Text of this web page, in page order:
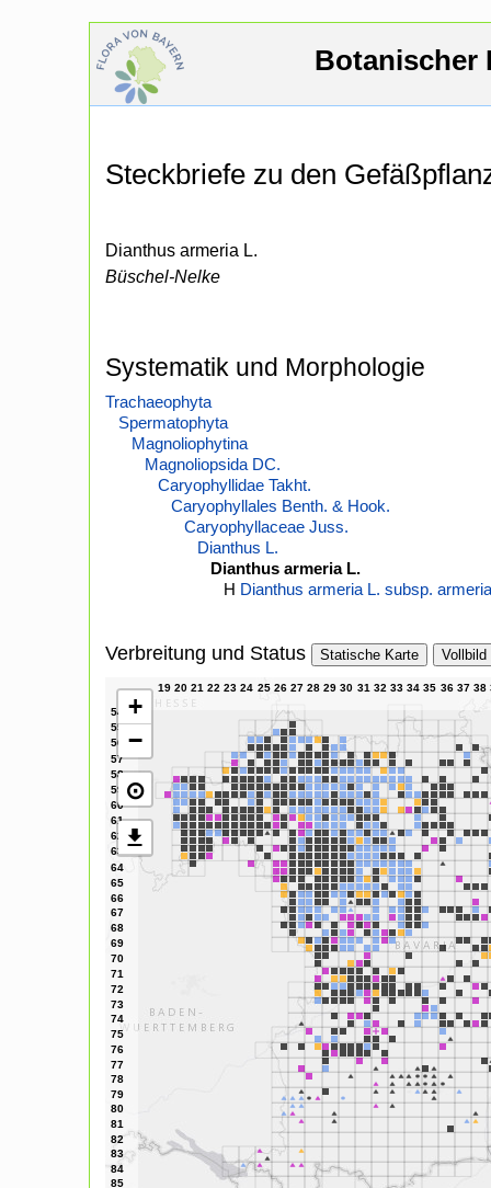
Botanischer
Steckbriefe zu den
Dianthus armeria L.
Büschel-Nelke
Systematik und Morphologie
Trachaeophyta
Spermatophyta
Magnoliophytina
Magnoliopsida DC.
Caryophyllidae Takht.
Caryophyllales Benth. & Hook.
Caryophyllaceae Juss.
Dianthus L.
Dianthus armeria L.
H Dianthus armeria L. subsp. armeria
Verbreitung und Status Statische Karte Vollbild
+
−
⊙